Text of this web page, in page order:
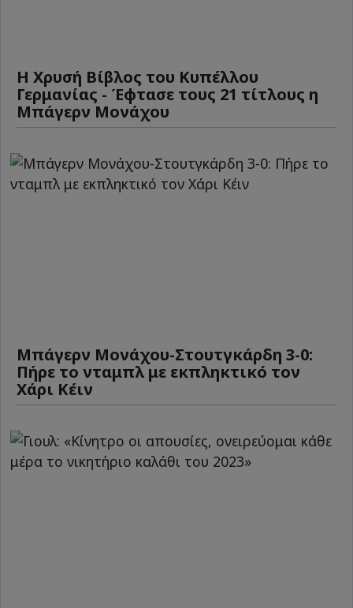
Η Χρυσή Βίβλος του Κυπέλλου
Γερμανίας - Έφτασε τους 21 τίτλους η
Μπάγερν Μονάχου
Μπάγερν Μονάχου-Στουτγκάρδη 3-0:
Πήρε το νταμπλ με εκπληκτικό τον
Χάρι Κέιν